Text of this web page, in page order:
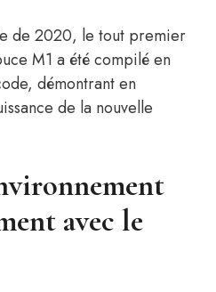
de 2020, le tout premier
M1 a été compilé en
démontrant en
de la nouvelle
avec le